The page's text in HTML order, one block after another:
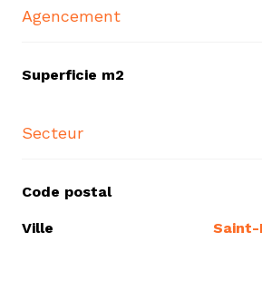
Agencement
Superficie m2
Secteur
Code postal
Ville